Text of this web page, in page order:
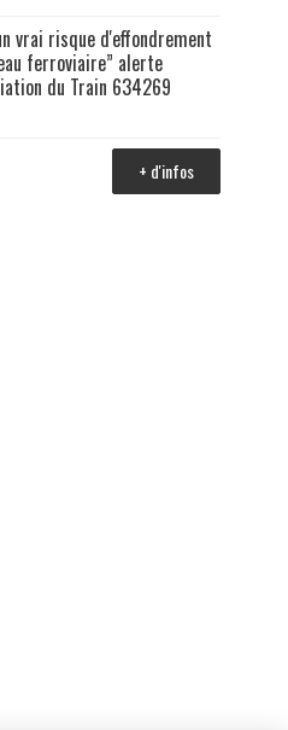
vrai risque d'effondrement
ferroviaire” alerte
du Train 634269
+ d'infos